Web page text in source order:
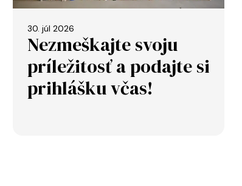
30. júl 2026
Nezmeškajte svoju
príležitosť a podajte si
prihlášku včas!